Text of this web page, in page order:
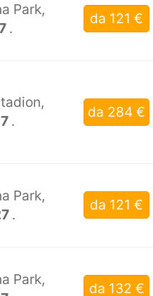
Park,
.
da 121 €
.
da 284 €
Park,
.
da 121 €
Park,
da 132 €